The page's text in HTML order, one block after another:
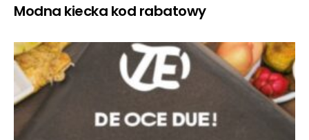
Modna kiecka kod rabatowy